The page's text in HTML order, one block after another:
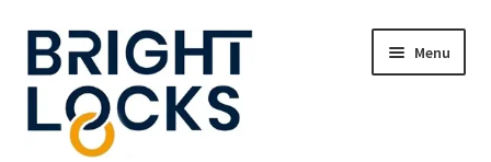
Ga
door
naar
navigatie
Ga
naar
de
inhoud
Menu